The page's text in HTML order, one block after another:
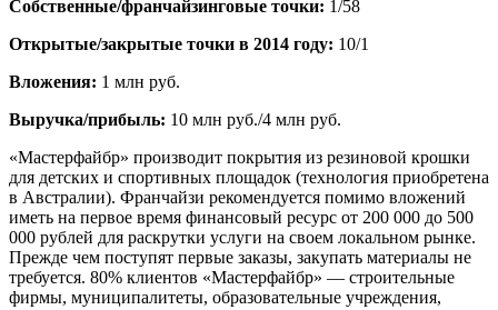
Собственные/франчайзинговые точки: 1/58
Открытые/закрытые точки в 2014 году: 10/1
Вложения: 1 млн руб.
Выручка/прибыль: 10 млн руб./4 млн руб.
«Мастерфайбр» производит покрытия из резиновой крошки
для детских и спортивных площадок (технология приобретена
в Австралии). Франчайзи рекомендуется помимо вложений
иметь на первое время финансовый ресурс от 200 000 до 500
000 рублей для раскрутки услуги на своем локальном рынке.
Прежде чем поступят первые заказы, закупать материалы не
требуется. 80% клиентов «Мастерфайбр» — строительные
фирмы, муниципалитеты, образовательные учреждения,